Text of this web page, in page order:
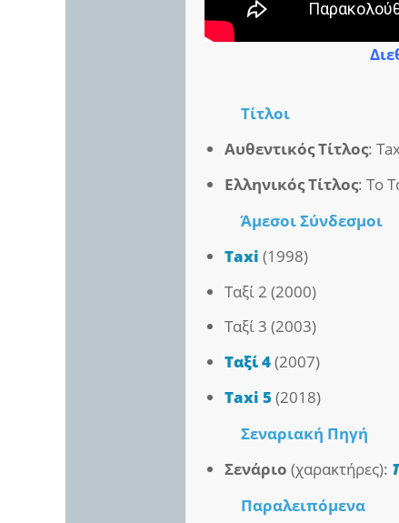
Τίτλοι
Αυθεντικός Τίτλος:
Ελληνικός Τίτλος: Το
ΆμεσοιΣύνδεσμοι
Taxi (1998)
Ταξί 2 (2000)
Ταξί 3 (2003)
Ταξί 4(2007)
Taxi 5(2018)
Σεναριακή Πηγή
Σενάριο (χαρακτήρες):
Παραλειπόμενα